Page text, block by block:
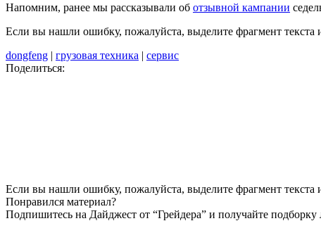
Напомним, ранее мы рассказывали об отзывной кампании
Если вы нашли ошибку, пожалуйста, выделите фрагмент текста
dongfeng | грузовая техника | сервис
Поделиться:
Если вы нашли ошибку, пожалуйста, выделите фрагмент текста
Понравился материал?
Подпишитесь на Дайджест от “Грейдера” и получайте